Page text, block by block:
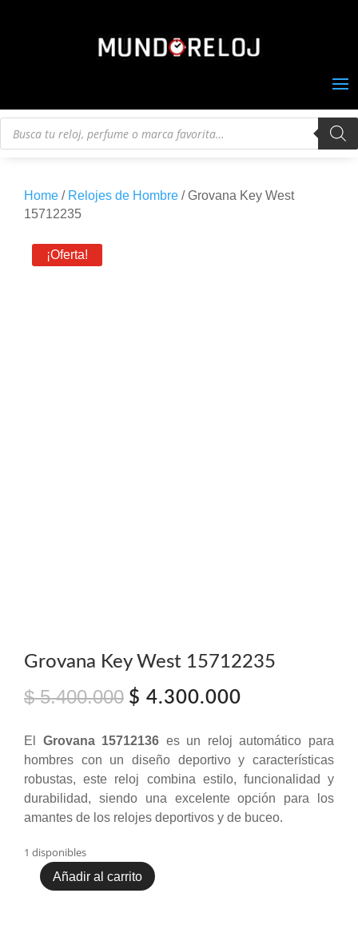
Búsqueda
Home / Relojes de Hombre / Grovana Key West
15712235
¡Oferta!
Grovana Key West 15712235
$5.400.000 El
original
era:
$ 5.400.000.
$ 4.300.000
actual
es:
$ 4.300.000.
El Grovana 15712136 es un reloj automático para
hombres con un diseño deportivo y características
robustas, este reloj combina estilo, funcionalidad y
durabilidad, siendo una excelente opción para los
amantes de los relojes deportivos y de buceo.
1 disponibles
Grovana
Añadir al carrito